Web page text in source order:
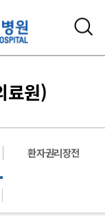
료원)
환자권리장전